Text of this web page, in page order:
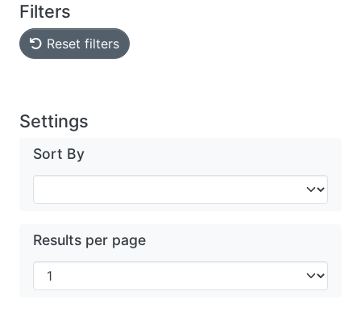
Filters
Reset filters
Settings
Sort By
Results per page